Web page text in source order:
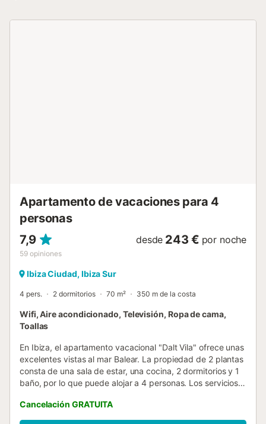
Apartamento de vacaciones para 4
personas
7,9
59 opiniones
desde 243 € por noche
Ibiza Ciudad, Ibiza Sur
4 pers. 2 dormitorios 70 m² 350 m de la costa
Wifi, Aire acondicionado, Televisión, Ropa de cama,
Toallas
En Ibiza, el apartamento vacacional "Dalt Vila" ofrece unas
excelentes vistas al mar Balear. La propiedad de 2 plantas
consta de una sala de estar, una cocina, 2 dormitorios y 1
baño, por lo que puede alojar a 4 personas. Los servicios
lavadora. Este alquiler de vacaciones ofrece una terraza
descubierta privada para relajarse por las tardes. El
Cancelación GRATUITA